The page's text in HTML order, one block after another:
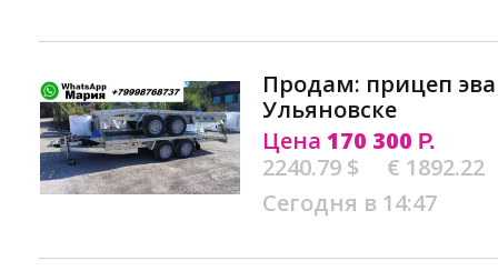
Продам: прицеп
Ульяновске
Цена 170 300 Р.
2240.79 $
€ 1892.22
Сегодня в 14:47